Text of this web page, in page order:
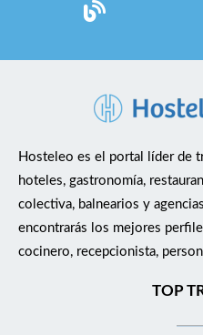
Hosteleo es el portal líder de
hoteles, gastronomía,
colectiva, balnearios y
encontrarás los mejores
cocinero, recepcionista,
TOP